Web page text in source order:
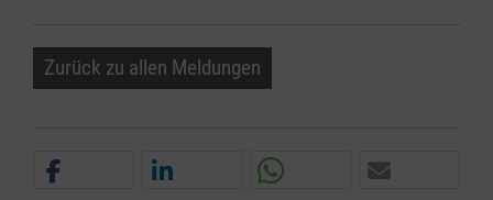
Zurück zu allen Meldungen